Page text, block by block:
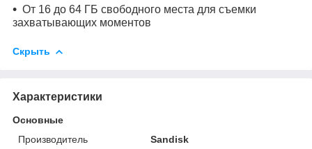
От 16 до 64 ГБ свободного места для съемки
захватывающих моментов
Скрыть
Характеристики
Основные
Производитель
Sandisk